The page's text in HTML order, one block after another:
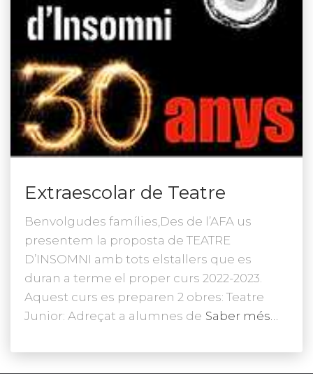
Extraescolar de Teatre
Benvolgudes famílies,Des de l’AFA us
presentem la proposta de TEATRE
D’INSOMNI amb tots elstallers que es
duran a terme el proper curs 2022-2023.
Aquest curs es preparen 2 obres: Teatre
Junior: Adreçat a alumnes de Saber més…